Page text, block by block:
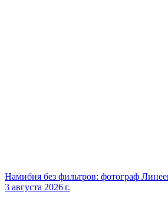
Намибия без фильтров: фотограф
3 августа 2026 г.